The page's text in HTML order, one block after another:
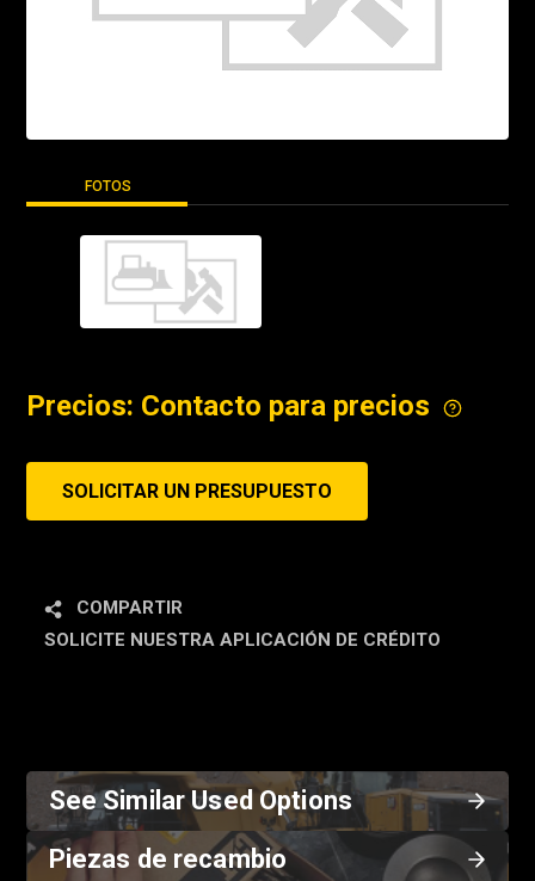
FOTOS
Precios: Contacto para precios
SOLICITAR UN PRESUPUESTO
COMPARTIR
SOLICITE NUESTRA APLICACIÓN DE CRÉDITO
See Similar Used Options
Piezas de recambio